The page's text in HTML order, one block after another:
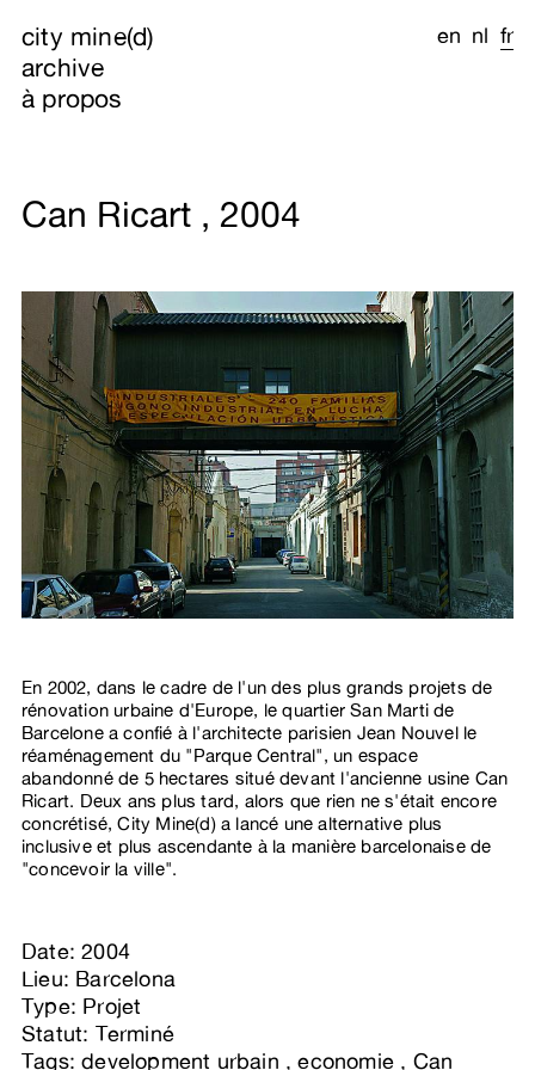
city mine(d)
archive
à propos
en nl fr
Can Ricart , 2004
En 2002, dans le cadre de l'un des plus grands projets de
rénovation urbaine d'Europe, le quartier San Marti de
Barcelone a confié à l'architecte parisien Jean Nouvel le
réaménagement du "Parque Central", un espace
abandonné de 5 hectares situé devant l'ancienne usine Can
Ricart. Deux ans plus tard, alors que rien ne s'était encore
concrétisé, City Mine(d) a lancé une alternative plus
inclusive et plus ascendante à la manière barcelonaise de
"concevoir la ville".
Date: 2004
Lieu: Barcelona
Type: Projet
Statut: Terminé
Tags:development urbain ,economie , Can